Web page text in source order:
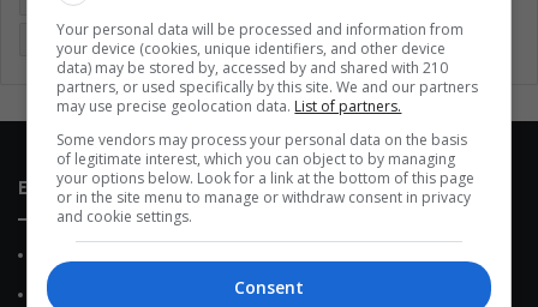
Mundo México Música Negocios Politica
Enlaces de interés
Contacto
Your personal data will be processed and information from
your device (cookies, unique identifiers, and other device
data) may be stored by, accessed by and shared with 210
partners, or used specifically by this site. We and our partners
may use precise geolocation data. List of partners.
Some vendors may process your personal data on the basis
of legitimate interest, which you can object to by managing
your options below. Look for a link at the bottom of this page
or in the site menu to manage or withdraw consent in privacy
and cookie settings.
Consent